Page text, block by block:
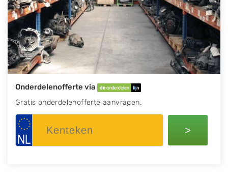
Onderdelenofferte via
Gratis onderdelenofferte aanvragen.
>